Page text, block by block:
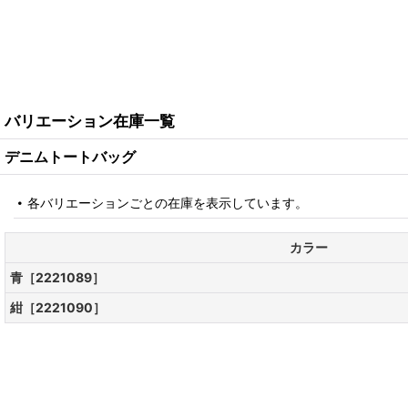
バリエーション在庫一覧
デニムトートバッグ
各バリエーションごとの在庫を表示しています。
カラー
青［2221089］
紺［2221090］